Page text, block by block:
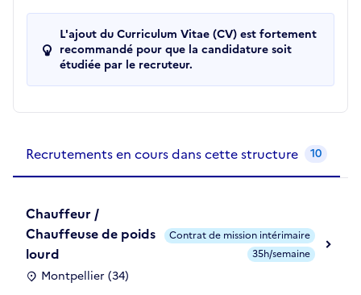
L'ajout du Curriculum Vitae (CV) est fortement
recommandé pour que la candidature soit
étudiée par le recruteur.
Recrutements en cours dans cette structure 10
Chauffeur /
Chauffeuse de poids
lourd
Montpellier (34)
Contrat de mission intérimaire
35h/semaine